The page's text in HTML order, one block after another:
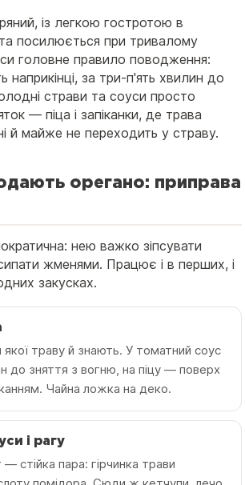
із легкою гостротою в
посилюється при тривалому
головне правило поводження:
наприкінці, за три-п'ять хвилин до
страви та соуси просто
— піца і запіканки, де трава
й майже не переходить у страву.
орегано: приправа
нею важко зіпсувати
жменями. Працює і в перших, і
закусках.
якої траву й знають. У томатний соус
до зняття з вогню, на піцу — поверх
Чайна ложка на деко.
і рагу
стійка пара: гірчинка трави